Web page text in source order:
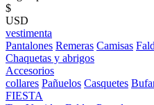
$
USD
vestimenta
Pantalones Remeras Camisas
Chaquetas y abrigos
Accesorios
collares Pañuelos Casquetes
FIESTA